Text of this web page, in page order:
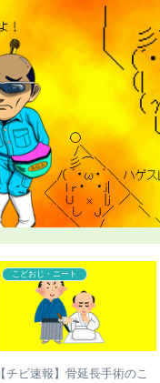
コンプレックス
【ハゲ速報】市原隼人さん、